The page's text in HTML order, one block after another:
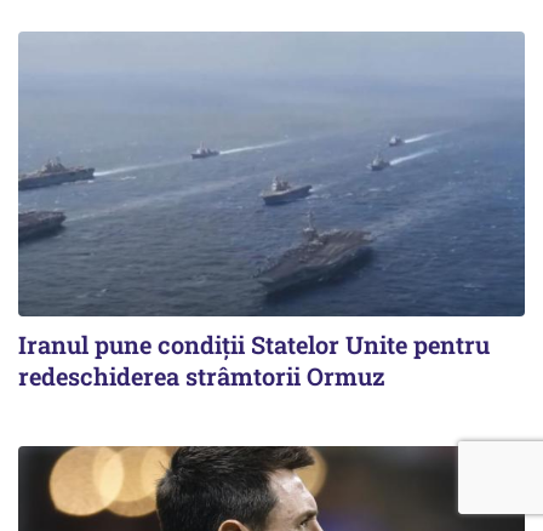
Iranul pune condiții Statelor Unite pentru
redeschiderea strâmtorii Ormuz